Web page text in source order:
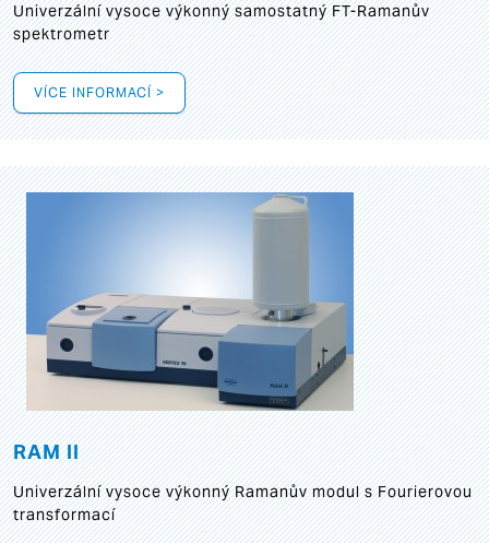
Univerzální vysoce výkonný samostatný FT-Ramanův
spektrometr
VÍCE INFORMACÍ >
RAM II
Univerzální vysoce výkonný Ramanův modul s Fourierovou
transformací